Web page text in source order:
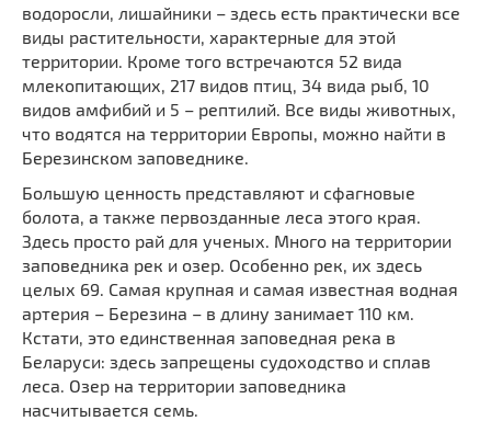
водоросли, лишайники – здесь есть практически все
виды растительности, характерные для этой
территории. Кроме того встречаются 52 вида
млекопитающих, 217 видов птиц, 34 вида рыб, 10
видов амфибий и 5 – рептилий. Все виды животных,
что водятся на территории Европы, можно найти в
Березинском заповеднике.
Большую ценность представляют и сфагновые
болота, а также первозданные леса этого края.
Здесь просто рай для ученых. Много на территории
заповедника рек и озер. Особенно рек, их здесь
целых 69. Самая крупная и самая известная водная
артерия – Березина – в длину занимает 110 км.
Кстати, это единственная заповедная река в
Беларуси: здесь запрещены судоходство и сплав
леса. Озер на территории заповедника
насчитывается семь.